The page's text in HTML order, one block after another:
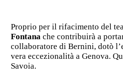
Proprio per il rifacimento del
Fontana che contribuirà a
collaboratore di Bernini, dotò
vera eccezionalità a Genova.
Savoia.